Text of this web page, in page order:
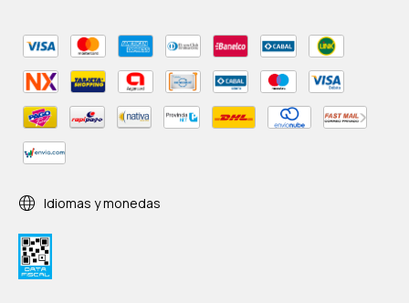
Idiomas y monedas